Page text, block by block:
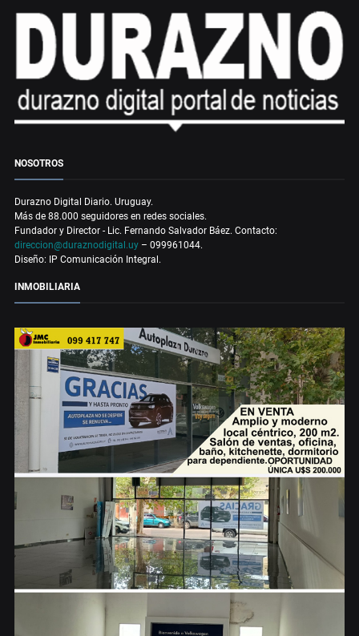
NOSOTROS
Durazno Digital Diario. Uruguay.
Más de 88.000 seguidores en redes sociales.
Fundador y Director - Lic. Fernando Salvador Báez. Contacto:
direccion@duraznodigital.uy – 099961044.
Diseño: IP Comunicación Integral.
INMOBILIARIA